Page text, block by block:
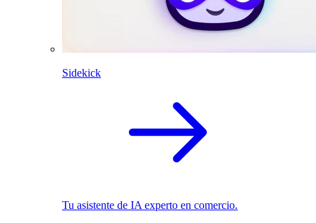
Sidekick
Tu asistente de IA experto en comercio.